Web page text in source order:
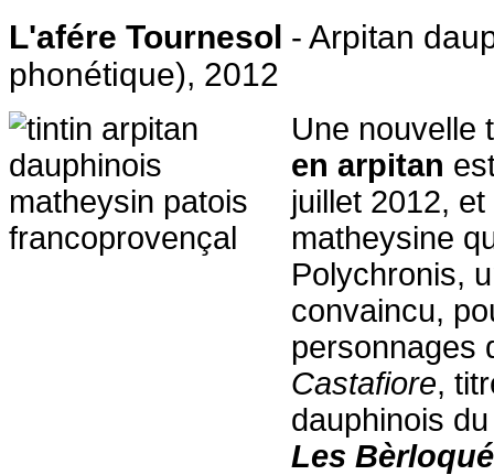
L'afére Tournesol - Arpitan
phonétique), 2012
Une nouvelle
en arpitan
juillet 2012,
matheysine
Polychronis,
convaincu,
personnages
Castafiore,
dauphinois
Les